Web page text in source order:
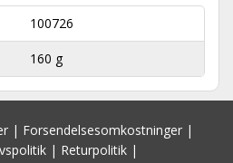
100726
160 g
| Forsendelsesomkostninger |
| Returpolitik |